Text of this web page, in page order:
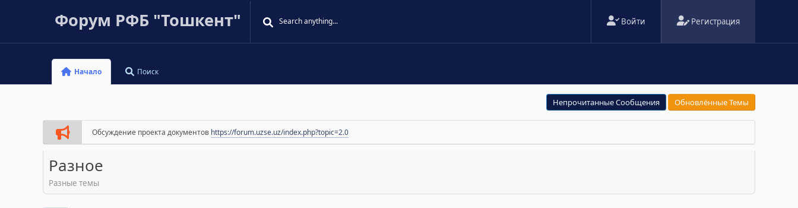
Форум РФБ "Тошкент" Войти Регистрация
Начало Поиск
Непрочитанные Сообщения Обновлённые Темы
Обсуждение проекта документов https://forum.uzse.uz/index.php?topic=2.0
Разное
Разные темы